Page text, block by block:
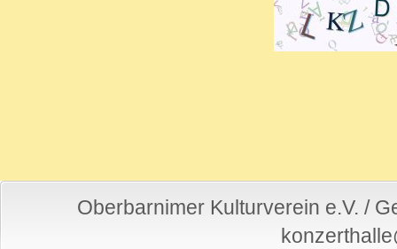
Oberbarnimer Kulturverein e.V. /